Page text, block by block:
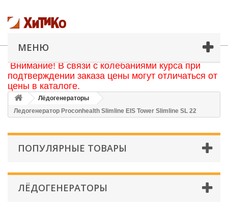
МЕНЮ
Внимание! В связи с колебаниями курса при
подтверждении заказа цены могут отличаться от
цены в каталоге.
Лёдогенераторы
Ледогенератор Proconhealth Slimline EIS Tower Slimline SL 22
ПОПУЛЯРНЫЕ ТОВАРЫ
ЛЁДОГЕНЕРАТОРЫ